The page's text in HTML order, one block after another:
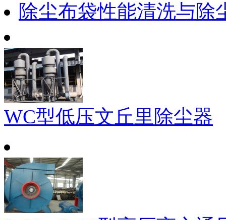
除尘布袋性能清洗与除
WC型低压文丘里除尘器